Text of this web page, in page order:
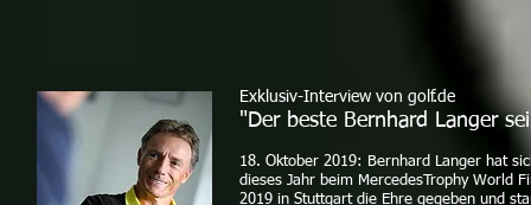
Exklusiv-Interview von golf.de
"Der beste Bernhard Langer
18. Oktober 2019: Bernhard Langer hat
dieses Jahr beim MercedesTrophy World
2019 in Stuttgart die Ehre gegeben und